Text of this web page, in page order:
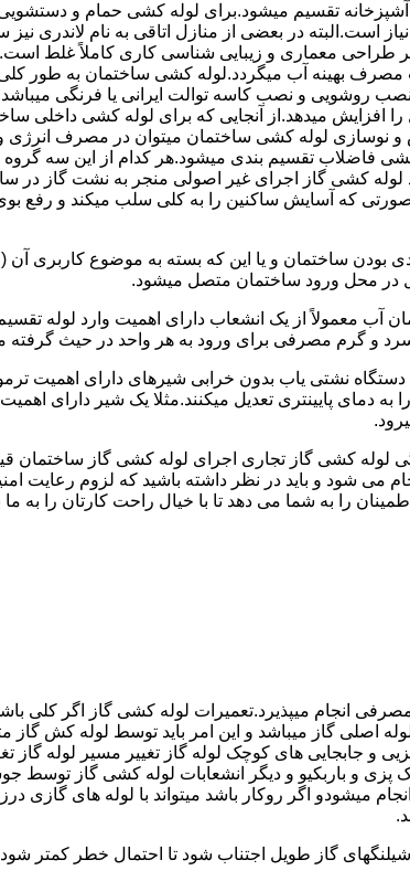
تقسیم میشود.برای لوله کشی حمام و
است.البته در بعضی از منازل اتاقی به نام لاندری
طراحی معماری و زیبایی شناسی کاری کاملاً غلط است.
بهینه آب میگردد.لوله کشی ساختمان به طور
و نصب کاسه توالت ایرانی یا فرنگی
نوسازی لوله کشی ساختمان میتوان در مصرف انرژی
فاضلاب تقسیم بندی میشود.هر کدام از این سه
کشی گاز اجرای غیر اصولی منجر به نشت گاز در
صورتی که آسایش ساکنین را به کلی سلب میکند و
بودن ساختمان و یا این که بسته به موضوع کاربری
در محل ورود ساختمان متصل میشود.
از یک انشعاب دارای اهمیت وارد لوله
سرد و گرم مصرفی برای ورود به هر واحد در حیث گرفته
نشتی یاب بدون خرابی شیرهای دارای اهمیت
لوله کشی گاز تجاری اجرای لوله کشی گاز ساختمان
شود و باید در نظر داشته باشید که لزوم رعایت
را به شما می دهد تا با خیال راحت کارتان را به ما
انجام میپذیرد.تعمیرات لوله کشی گاز اگر کلی
اصلی گاز میباشد و این امر باید توسط لوله کش گاز
و جابجایی های کوچک لوله گاز تغییر مسیر لوله گاز
و باربکیو و دیگر انشعابات لوله کشی گاز توسط
میشودو اگر روکار باشد میتواند با لوله های گازی
شیلنگهای گاز طویل اجتناب شود تا احتمال خطر کمتر